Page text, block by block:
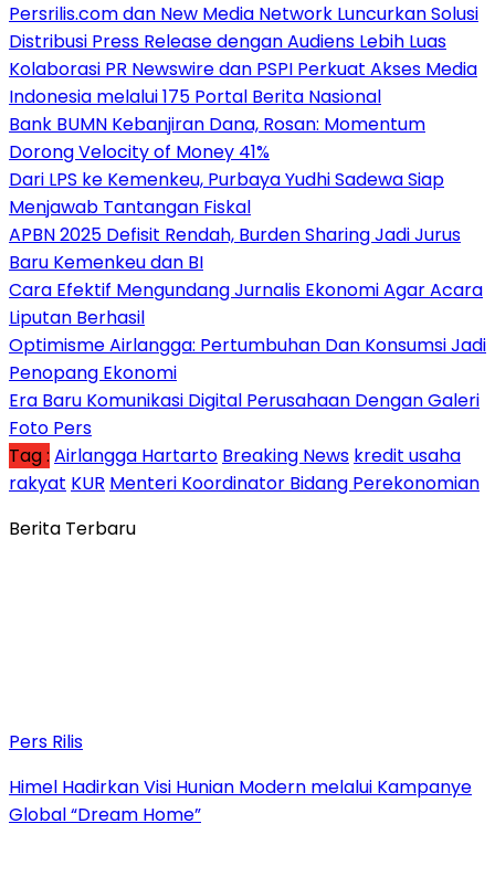
Persrilis.com dan New Media Network Luncurkan Solusi
Distribusi Press Release dengan Audiens Lebih Luas
Kolaborasi PR Newswire dan PSPI Perkuat Akses Media
Indonesia melalui 175 Portal Berita Nasional
Bank BUMN Kebanjiran Dana, Rosan: Momentum
Dorong Velocity of Money 41%
Dari LPS ke Kemenkeu, Purbaya Yudhi Sadewa Siap
Menjawab Tantangan Fiskal
APBN 2025 Defisit Rendah, Burden Sharing Jadi Jurus
Baru Kemenkeu dan BI
Cara Efektif Mengundang Jurnalis Ekonomi Agar Acara
Liputan Berhasil
Optimisme Airlangga: Pertumbuhan Dan Konsumsi Jadi
Penopang Ekonomi
Era Baru Komunikasi Digital Perusahaan Dengan Galeri
Foto Pers
Tag : Airlangga Hartarto Breaking News kredit usaha
rakyat KUR Menteri Koordinator Bidang Perekonomian
Berita Terbaru
Pers Rilis
Himel Hadirkan Visi Hunian Modern melalui Kampanye
Global “Dream Home”